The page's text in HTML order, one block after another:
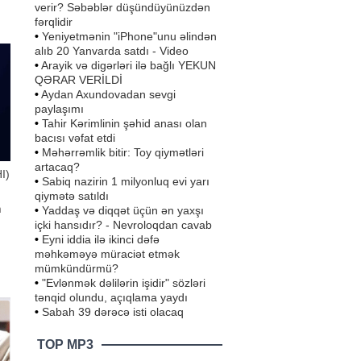
verir? Səbəblər düşündüyünüzdən
fərqlidir
• Yeniyetmənin "iPhone"unu əlindən
alıb 20 Yanvarda satdı - Video
•Arayik və digərləri ilə bağlı YEKUN
QƏRAR VERİLDİ
•Aydan Axundovadan sevgi
paylaşımı
• Tahir Kərimlinin şəhid anası olan
bacısı vəfat etdi
• Məhərrəmlik bitir: Toy qiymətləri
artacaq?
• Sabiq nazirin 1 milyonluq evi yarı
qiymətə satıldı
• Yaddaş və diqqət üçün ən yaxşı
içki hansıdır? - Nevroloqdan cavab
• Eyni iddia ilə ikinci dəfə
məhkəməyə müraciət etmək
mümkündürmü?
• "Evlənmək dəlilərin işidir" sözləri
tənqid olundu, açıqlama yaydı
• Sabah 39 dərəcə isti olacaq
TOP MP3